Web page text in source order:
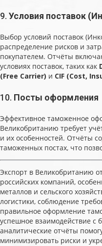
9. Условия поставок
Выбор условий поставок
распределение рисков и
покупателем. Отчёты
условиях поставок, таких как
(Free Carrier) и CIF (Cost,
10. Посты оформления
Эффективное таможенное
Великобританию требует
и их особенностей. Отчёты
таможенных постах, что
Экспорт в Великобританию
российских компаний,
металлов и сельского
логистики, соблюдение
правильное оформление
успешное взаимодействие
аналитические отчёты
минимизировать риски и